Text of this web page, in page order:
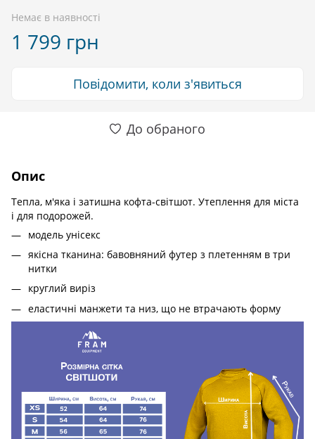
Немає в наявності
1 799 грн
Повідомити, коли з'явиться
До обраного
Опис
Тепла, м'яка і затишна кофта-світшот. Утеплення для міста
і для подорожей.
модель унісекс
якісна тканина: бавовняний футер з плетенням в три
нитки
круглий виріз
еластичні манжети та низ, що не втрачають форму